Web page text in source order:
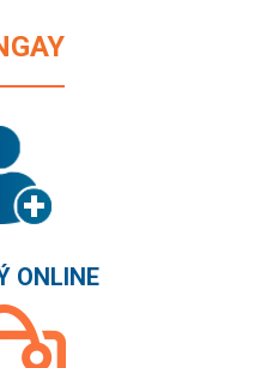
ONLINE